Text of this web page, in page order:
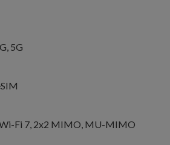
5G
Fi 7, 2x2 MIMO, MU-MIMO